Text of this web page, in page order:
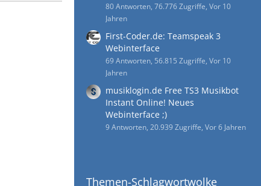
80 Antworten, 76.776 Zugriffe, Vor 10
Jahren
First-Coder.de: Teamspeak 3
Webinterface
69 Antworten, 56.815 Zugriffe, Vor 10
Jahren
musiklogin.de Free TS3 Musikbot
Instant Online! Neues
Webinterface ;)
9 Antworten, 20.939 Zugriffe, Vor 6 Jahren
Themen-Schlagwortwolke